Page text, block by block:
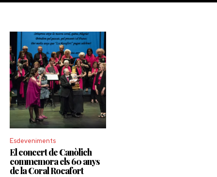
Esdeveniments
El concert de Canòlich
commemora els 60 anys
de la Coral Rocafort